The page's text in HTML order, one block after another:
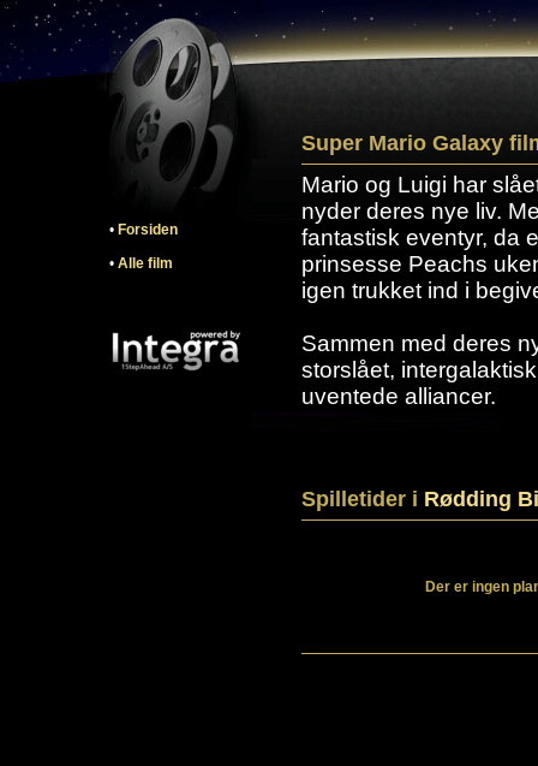
• Forsiden
• Alle film
Super Mario Galaxy
Mario og Luigi har
nyder deres nye liv.
fantastisk eventyr, da
prinsesse Peachs
igen trukket ind i
Sammen med deres
storslået,
uventede alliancer.
Spilletider i Rødding
Der er ingen